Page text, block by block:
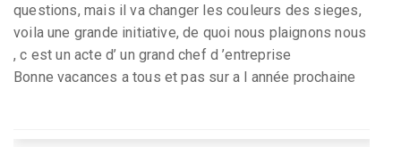
questions, mais il va changer les couleurs des sieges,
voila une grande initiative, de quoi nous plaignons nous
, c est un acte d’ un grand chef d ’entreprise
Bonne vacances a tous et pas sur a l année prochaine